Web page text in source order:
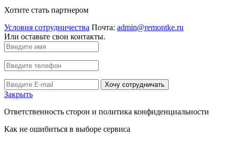
Хотите стать партнером
Условия сотрудничества Почта: admin@remontke.ru
Или оставьте свои контакты.
Хочу сотрудничать
Закрыть
Ответственность сторон и политика конфиденциальности
Как не ошибиться в выборе сервиса